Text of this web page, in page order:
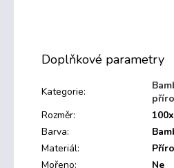
Doplňkové parametry
Kategorie:
Rozměr:
Barva:
Materiál:
Mořeno:
Ne